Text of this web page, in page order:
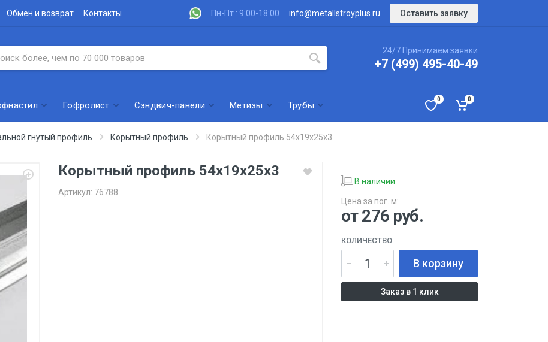
Обмен и возврат Контакты Пн-Пт : 9:00-18:00 info@metallstroyplus.ru Оставить заявку
24/7 Принимаем заявки
+7 (499) 495-40-49
Гофролист Сэндвич-панели Метизы Трубы
0 0
гнутый профиль Корытный профиль Корытный профиль 54х19х25х3
Корытный профиль 54х19х25х3
Артикул: 76788
В наличии
Цена за пог. м:
от 276 руб.
КОЛИЧЕСТВО
В корзину
Заказ в 1 клик